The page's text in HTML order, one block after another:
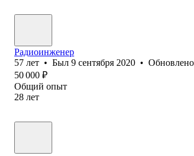
Радиоинженер
57 лет • Был 9 сентября 2020 • Обновлено
50 000 ₽
Общий опыт
28 лет